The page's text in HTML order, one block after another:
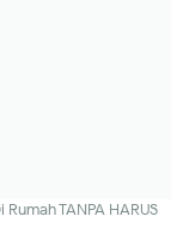
TANPA HARUS